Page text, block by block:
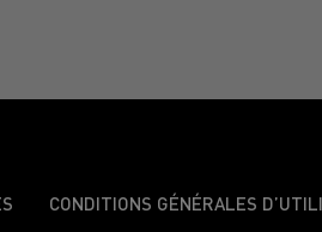
CONDITIONS GÉNÉRALES